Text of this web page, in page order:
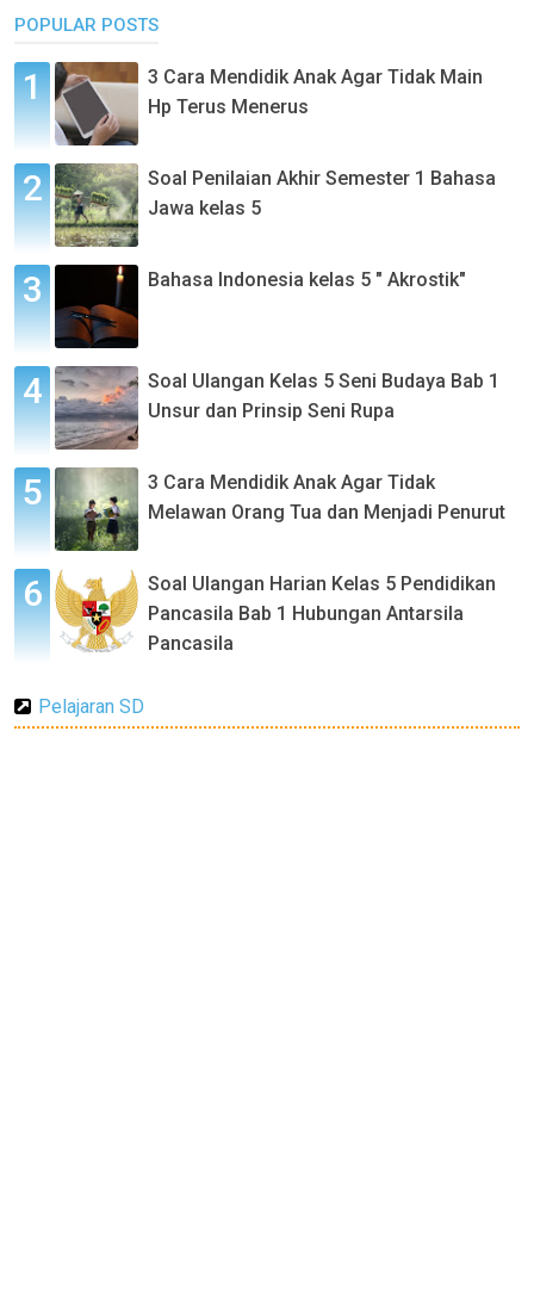
POPULAR POSTS
3 Cara Mendidik Anak Agar Tidak Main
Hp Terus Menerus
Soal Penilaian Akhir Semester 1 Bahasa
Jawa kelas 5
Bahasa Indonesia kelas 5 " Akrostik"
Soal Ulangan Kelas 5 Seni Budaya Bab 1
Unsur dan Prinsip Seni Rupa
3 Cara Mendidik Anak Agar Tidak
Melawan Orang Tua dan Menjadi Penurut
Soal Ulangan Harian Kelas 5 Pendidikan
Pancasila Bab 1 Hubungan Antarsila
Pancasila
Pelajaran SD